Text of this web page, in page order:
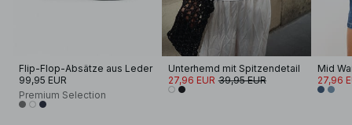
Flip-Flop-Absätze aus Leder
99,95 EUR
Premium Selection
Unterhemd mit Spitzendetail
27,96 EUR 39,95 EUR
Mid
27,96